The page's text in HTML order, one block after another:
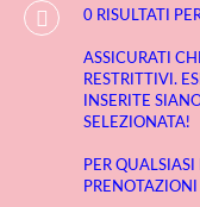
0 RISULTATI
ASSICURATI
RESTRITTIVI.
INSERITE
SELEZIONATA!
PER